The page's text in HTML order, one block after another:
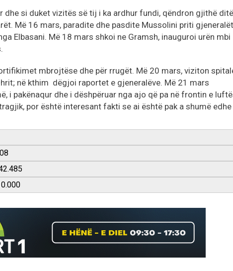
dhe si duket vizitës së tij i ka ardhur fundi, qëndron gjithë
Më 16 mars, paradite dhe pasdite Mussolini priti
Elbasani. Më 18 mars shkoi ne Gramsh, inauguroi urën mbi
mbrojtëse dhe për rrugët. Më 20 mars, viziton
në kthim dëgjoi raportet e gjeneralëve. Më 21 mars
i pakënaqur dhe i dëshpëruar nga ajo që pa në frontin e
por është interesant fakti se ai është pak a shumë edhe